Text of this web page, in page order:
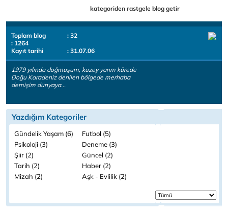
kategoriden rastgele blog getir
Toplam blog
: 32
: 1264
Kayıt tarihi
: 31.07.06
1979 yılında doğmuşum, kuzey yarım kürede
Doğu Karadeniz denilen bölgede merhaba
demişim dünyaya...
Yazdığım Kategoriler
Gündelik Yaşam (6)
Futbol (5)
Psikoloji (3)
Deneme (3)
Şiir (2)
Güncel (2)
Tarih (2)
Haber (2)
Mizah (2)
Aşk - Evlilik (2)